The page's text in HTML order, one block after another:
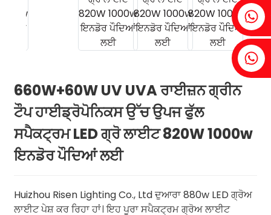
ਆਈਵੀ: +86 18607522355
ਟੋਬਿਨ: +86 18818667168
660W+60W UV UVA ਰਾਈਜ਼ਨ ਗ੍ਰੀਨ
ਟੌਪ ਹਾਈਡ੍ਰੋਪੋਨਿਕਸ ਉੱਚ ਉਪਜ ਫੁੱਲ
ਸਪੈਕਟ੍ਰਮ LED ਗ੍ਰੋ ਲਾਈਟ 820W 1000w
ਇਨਡੋਰ ਪੌਦਿਆਂ ਲਈ
Huizhou Risen Lighting Co., Ltd ਦੁਆਰਾ 880w LED ਗ੍ਰੋਅ
ਲਾਈਟ ਪੇਸ਼ ਕਰ ਰਿਹਾ ਹਾਂ। ਇਹ ਪੂਰਾ ਸਪੈਕਟ੍ਰਮ ਗ੍ਰੋਅ ਲਾਈਟ